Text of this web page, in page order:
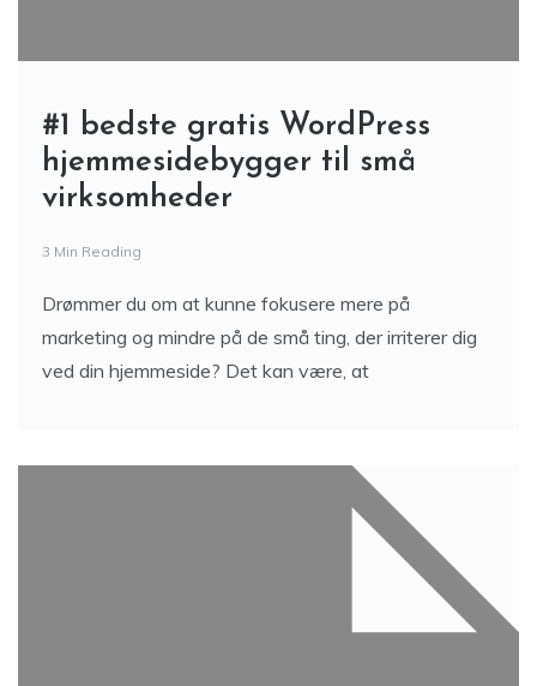
#1 bedste gratis WordPress
hjemmesidebygger til små
virksomheder
3 Min Reading
Drømmer du om at kunne fokusere mere på
marketing og mindre på de små ting, der irriterer dig
ved din hjemmeside? Det kan være, at